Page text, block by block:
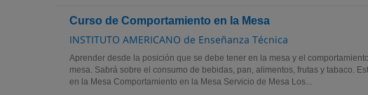
Curso de Comportamiento en la Mesa
INSTITUTO AMERICANO de Enseñanza Técnica
Aprender desde la posición que se debe tener en la mesa y el
mesa. Sabrá sobre el consumo de bebidas, pan, alimentos, frutas y tabaco.
en la Mesa Comportamiento en la Mesa Servicio de Mesa Los...